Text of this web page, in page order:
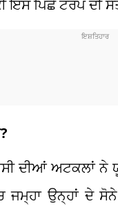
ਪਿੱਛੇ ਟਰੰਪ ਦੀ
ਦੀਆਂ ਅਟਕਲਾਂ
ਉਨ੍ਹਾਂ ਦੇ